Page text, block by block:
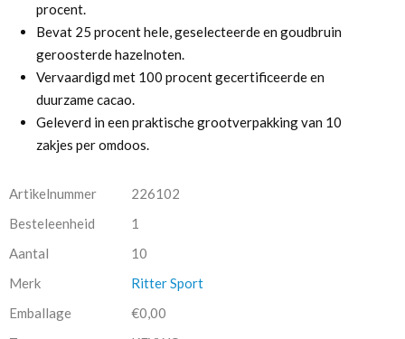
procent.
Bevat 25 procent hele, geselecteerde en goudbruin
geroosterde hazelnoten.
Vervaardigd met 100 procent gecertificeerde en
duurzame cacao.
Geleverd in een praktische grootverpakking van 10
zakjes per omdoos.
Artikelnummer
226102
Besteleenheid
1
Aantal
10
Merk
Ritter Sport
Emballage
€0,00